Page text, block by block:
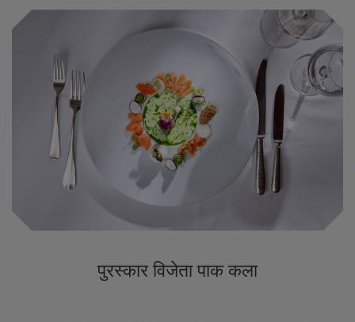
पुरस्कार विजेता पाक कला